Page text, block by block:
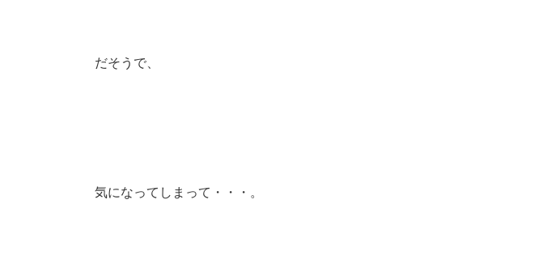
だそうで、
気になってしまって・・・。